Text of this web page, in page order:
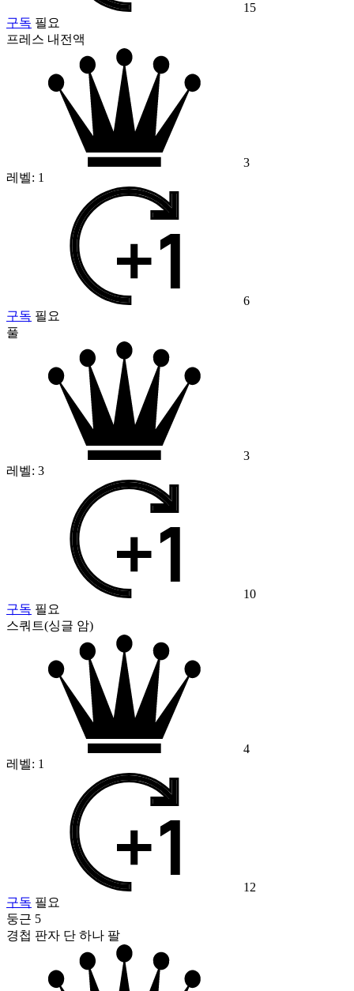
15
구독 필요
프레스 내전액
3
레벨: 1
6
구독 필요
풀
3
레벨: 3
10
구독 필요
스쿼트(싱글 암)
4
레벨: 1
12
구독 필요
둥근 5
경첩 판자 단 하나 팔